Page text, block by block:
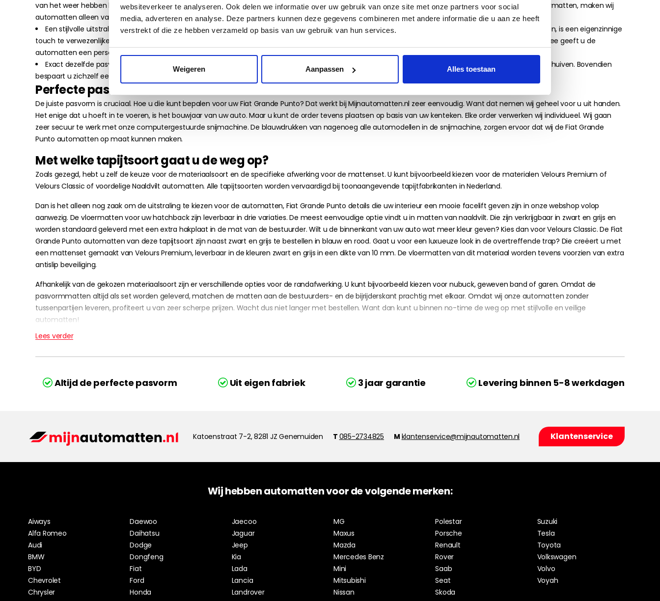
websiteverkeer te analyseren. Ook delen we informatie over uw gebruik van onze site met onze partners voor social
media, adverteren en analyse. Deze partners kunnen deze gegevens combineren met andere informatie die u aan ze heeft
verstrekt of die ze hebben verzameld op basis van uw gebruik van hun services.
Weigeren Aanpassen Alles toestaan
van het weer hebben hun weerslag. In de winter kan dat sneeuw, strooizout en regenwater zijn. En in de zomer regenwater of zand. Net als alle andere vloermatten, maken wij
automatten alleen van hoogwaardige tapijtsoorten.
Een stijlvolle uitstraling die perfect past bij uw Fiat Grande Punto én uw persoonlijke smaak. Ondanks het feit dat vloermatten niet direct in het zicht zitten, is een eigenzinnige
touch te verwezenlijken met kleine details. Het bestelproces in onze webshop maakt het daarom mogelijk om te kiezen uit diverse randafwerkingen. Hiermee geeft u de
automatten een persoonlijke twist.
Exact dezelfde pasvorm als de originele set. Dat staat netjes en daarnaast draagt het bij aan een stuk veiligheid, omdat de matten niet kunnen gaan schuiven. Bovendien
bespaart u zichzelf een hoop rompslomp bij het neerleggen van de pasvormmatten.
Perfecte pasvormmatten voor uw Fiat Grande Punto
De juiste pasvorm is cruciaal. Hoe u die kunt bepalen voor uw Fiat Grande Punto? Dat werkt bij Mijnautomatten.nl zeer eenvoudig. Want dat nemen wij geheel voor u uit handen.
Het enige dat u hoeft in te voeren, is het bouwjaar van uw auto. Maar u kunt de order tevens plaatsen op basis van uw kenteken. Elke order verwerken wij individueel. Wij gaan
zeer secuur te werk met onze computergestuurde snijmachine. De blauwdrukken van nagenoeg alle automodellen in de snijmachine, zorgen ervoor dat wij de Fiat Grande
Punto automatten op maat kunnen maken.
Met welke tapijtsoort gaat u de weg op?
Zoals gezegd, hebt u zelf de keuze voor de materiaalsoort en de specifieke afwerking voor de mattenset. U kunt bijvoorbeeld kiezen voor de materialen Velours Premium of
Velours Classic of voordelige Naaldvilt automatten. Alle tapijtsoorten worden vervaardigd bij toonaangevende tapijtfabrikanten in Nederland.
Dan is het alleen nog zaak om de uitstraling te kiezen voor de automatten, Fiat Grande Punto details die uw interieur een mooie facelift geven zijn in onze webshop volop
aanwezig. De vloermatten voor uw hatchback zijn leverbaar in drie variaties. De meest eenvoudige optie vindt u in matten van naaldvilt. Die zijn verkrijgbaar in zwart en grijs en
worden standaard geleverd met een extra hakplaat in de mat van de bestuurder. Wilt u de binnenkant van uw auto wat meer kleur geven? Kies dan voor Velours Classic. De Fiat
Grande Punto automatten van deze tapijtsoort zijn naast zwart en grijs te bestellen in blauw en rood. Gaat u voor een luxueuze look in de overtreffende trap? Die creëert u met
een mattenset gemaakt van Velours Premium, leverbaar in de kleuren zwart en grijs in een dikte van 10 mm. De vloermatten van dit materiaal worden tevens voorzien van extra
antislip beveiliging.
Afhankelijk van de gekozen materiaalsoort zijn er verschillende opties voor de randafwerking. U kunt bijvoorbeeld kiezen voor nubuck, geweven band of garen. Omdat de
pasvormmatten altijd als set worden geleverd, matchen de matten aan de bestuurders- en de bijrijderskant prachtig met elkaar. Omdat wij onze automatten zonder
tussenpartijen leveren, profiteert u van zeer scherpe prijzen. Wacht dus niet langer met bestellen. Want dan kunt u binnen no-time de weg op met stijlvolle en veilige
automatten!
Lees verder
Altijd de perfecte pasvorm Uit eigen fabriek 3 jaar garantie Levering binnen 5-8 werkdagen
Katoenstraat 7-2, 8281 JZ Genemuiden T 085-2734825 M klantenservice@mijnautomatten.nl Klantenservice
Wij hebben automatten voor de volgende merken:
Aiways
Alfa Romeo
Audi
BMW
BYD
Chevrolet
Chrysler
Daewoo
Daihatsu
Dodge
Dongfeng
Fiat
Ford
Honda
Jaecoo
Jaguar
Jeep
Kia
Lada
Lancia
Landrover
MG
Maxus
Mazda
Mercedes Benz
Mini
Mitsubishi
Nissan
Polestar
Porsche
Renault
Rover
Saab
Seat
Skoda
Suzuki
Tesla
Toyota
Volkswagen
Volvo
Voyah